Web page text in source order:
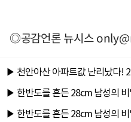
◎공감언론 뉴시스